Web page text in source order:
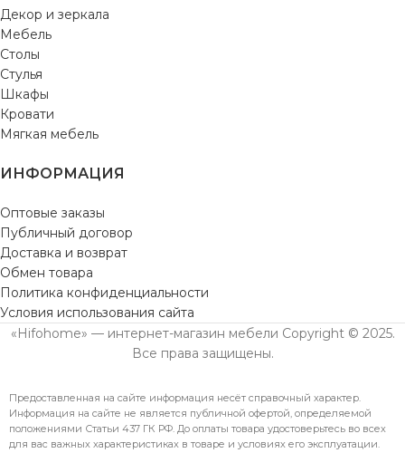
Декор и зеркала
Мебель
Столы
Стулья
Шкафы
Кровати
Мягкая мебель
ИНФОРМАЦИЯ
Оптовые заказы
Публичный договор
Доставка и возврат
Обмен товара
Политика конфиденциальности
Условия использования сайта
«Hifohome» — интернет-магазин мебели Copyright © 2025.
Все права защищены.
Предоставленная на сайте информация несёт справочный характер.
Информация на сайте не является публичной офертой, определяемой
положениями Статьи 437 ГК РФ. До оплаты товара удостоверьтесь во всех
для вас важных характеристиках в товаре и условиях его эксплуатации.